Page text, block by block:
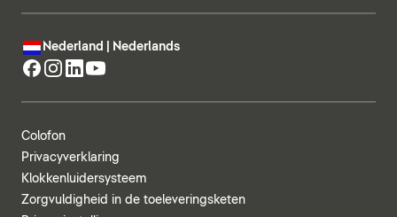
Nederland | Nederlands
Colofon
Privacyverklaring
Klokkenluidersysteem
Zorgvuldigheid in de toeleveringsketen